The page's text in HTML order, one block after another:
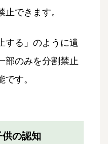
できます。
する」のように遺
部のみを分割禁止
す。
の認知